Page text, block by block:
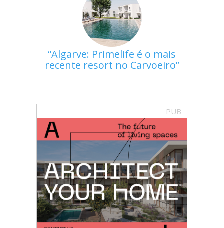
Algarve: Primelife é o mais
recente resort no Carvoeiro
PUB